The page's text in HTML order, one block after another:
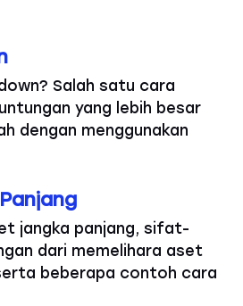
Salah satu cara
yang lebih besar
dengan menggunakan
jangka panjang, sifat-
dari memelihara aset
beberapa contoh cara